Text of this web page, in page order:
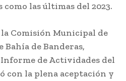
las últimas del 2023.
Comisión Municipal de
Bahía de Banderas,
de Actividades del
con la plena aceptación y